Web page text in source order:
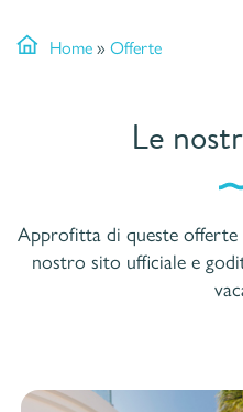
Home» Offerte
Le
Approfitta di queste
nostro sito ufficiale e